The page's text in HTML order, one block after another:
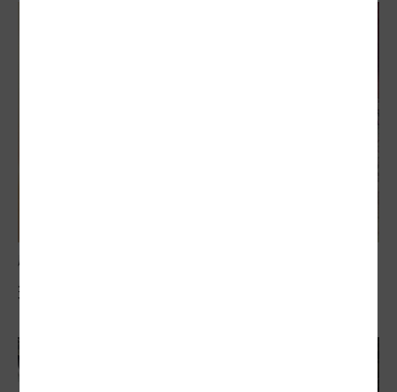
屋頂光電藏隱憂
環團力挺 城市用自己發的電